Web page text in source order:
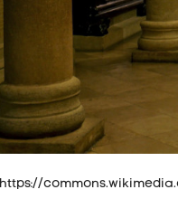
https://